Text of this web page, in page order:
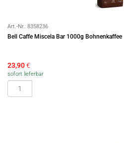
Art.-Nr.: 8358236
Bell Caffe Miscela Bar 1000g Bohnenkaffee
23,90€
sofort lieferbar